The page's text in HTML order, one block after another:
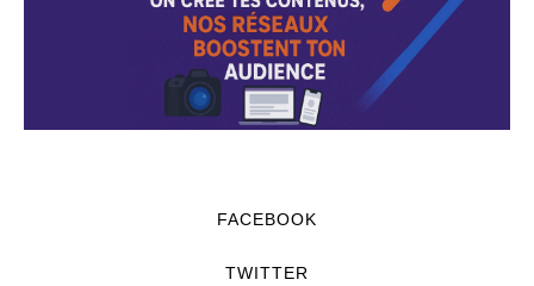
FACEBOOK
TWITTER